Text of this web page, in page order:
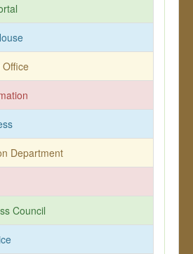
Office
Department
Council